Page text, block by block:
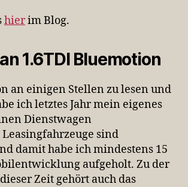
hierim Blog.
1.6TDI Bluemotion
an einigen Stellen zu lesen und
ich letztes Jahr mein eigenes
Dienstwagen
sind
damit habe ich mindestens 15
aufgeholt. Zu der
Zeit gehört auch das